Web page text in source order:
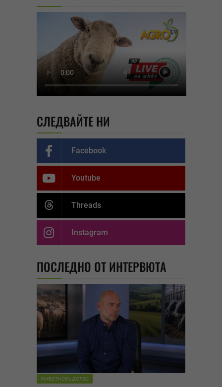
СЛЕДВАЙТЕ НИ
Facebook
Youtube
Threads
Instagram
ПОСЛЕДНО ОТ ИНТЕРВЮТА
ЖИВОТНОВЪДСТВО